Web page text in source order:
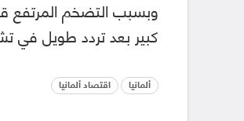
وبسبب التضخم المرتفع
كبير بعد تردد طويل في
ألمانيا اقتصاد ألمانيا